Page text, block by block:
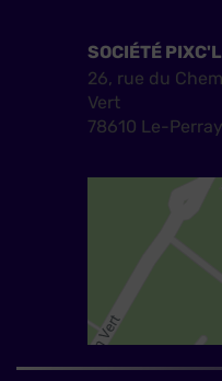
SOCIÉTÉ PIXC'L
26, rue du
Vert
78610 Le-